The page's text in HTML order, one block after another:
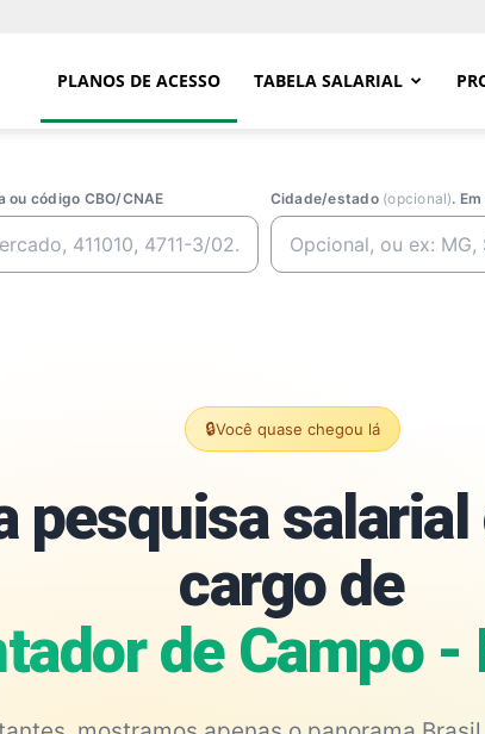
PLANOS DE ACESSO TABELA SALARIAL
código CBO/CNAE Cidade/estado (opcional).
🔒Você quase chegou lá
pesquisa
cargo de
de Campo -